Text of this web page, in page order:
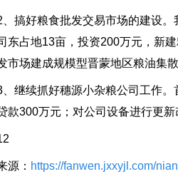
好粮食批发交易市场的建设。
东占地13亩，投资200万元，新
市场建成规模型晋蒙地区粮油集散
续抓好穗源小杂粮公司工作。
款300万元；对公司设备进行更新
源： https://fanwen.jxxyjl.com/